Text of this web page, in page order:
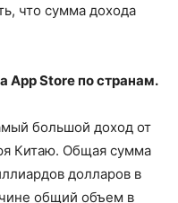
что сумма дохода
App Store по странам.
большой доход от
Китаю. Общая сумма
долларов в
общий объем в